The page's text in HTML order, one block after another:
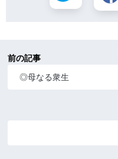
前の記事
◎母なる衆生